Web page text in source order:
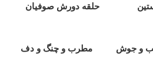
آستين حلقه دورش صوفيان
و جوش مطرب و چنگ و دف